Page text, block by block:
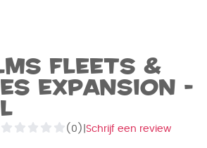
Fleets &
Expansion -
(0) Schrijf een review